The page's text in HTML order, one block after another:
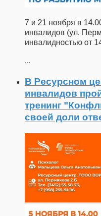
7 и 21 ноября в
инвалидов (ул.
инвалидностью от
...
В Ресурсном
инвалидов
тренинг
своей доли